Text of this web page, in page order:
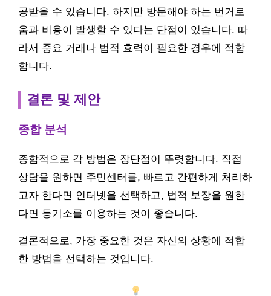
공받을 수 있습니다. 하지만 방문해야 하는 번거로
움과 비용이 발생할 수 있다는 단점이 있습니다. 따
라서 중요 거래나 법적 효력이 필요한 경우에 적합
합니다.
결론 및 제안
종합 분석
종합적으로 각 방법은 장단점이 뚜렷합니다. 직접
상담을 원하면 주민센터를, 빠르고 간편하게 처리하
고자 한다면 인터넷을 선택하고, 법적 보장을 원한
다면 등기소를 이용하는 것이 좋습니다.
결론적으로, 가장 중요한 것은 자신의 상황에 적합
한 방법을 선택하는 것입니다.